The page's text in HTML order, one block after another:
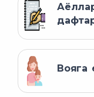
Вояга